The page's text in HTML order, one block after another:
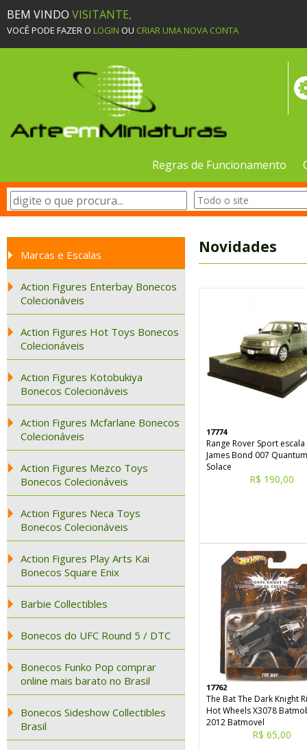
BEM VINDO VISITANTE,
VOCÊ PODE FAZER O LOGIN OU CRIAR UMA NOVA CONTA
Regras de Funcionamento
Marcas e Escalas
Action Figures Enterbay Bonecos
Colecionáveis
Action Figures Hot Toys Bonecos
Colecionáveis
Action Figures Kotobukiya
Bonecos Colecionáveis
Action Figures Mcfarlane Bonecos
Colecionáveis
Action Figures Mezco Toys
Bonecos Colecionáveis
Action Figures Neca Toys
Bonecos Colecionáveis
Action Figures Play Arts Kai
Bonecos Square Enix
Barbie Collectibles
Bonecos do UFC Round 5 / DTC
Bonecos Funko Pop comprar
online mais barato no Brasil
Bonecos Sideshow Collectibles
Brasil
Novidades
17774
Range Rover Sport
James Bond 007
Solace
R$ 190,00
17762
The Bat The Dark Knight
Hot Wheels X3078
2012 Batmovel
R$ 65,00